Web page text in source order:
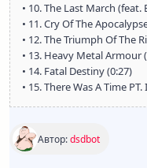
• 10. The Last March
• 11. Cry Of The
• 12. The Triumph Of The
• 13. Heavy Metal Armour
• 14. Fatal Destiny (0:27)
• 15. There Was A Time
Автор:dsdbot